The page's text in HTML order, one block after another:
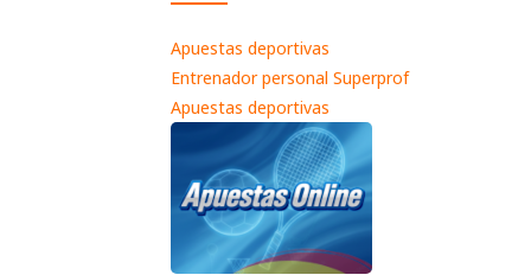
Apuestas deportivas
Entrenador personal Superprof
Apuestas deportivas